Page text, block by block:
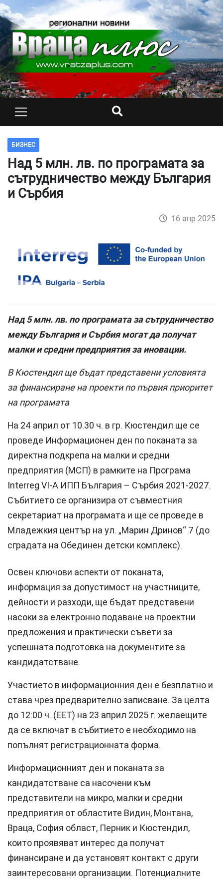
БИЗНЕС
Над 5 млн. лв. по програмата за
сътрудничество между България
и Сърбия
16 апр 2025
Над 5 млн. лв. по програмата за сътрудничество
между България и Сърбия могат да получат
малки и средни предприятия за иновации.
В Кюстендил ще бъдат представени условията
за финансиране на проекти по първия приоритет
на програмата
На 24 април от 10.30 ч. в гр. Кюстендил ще се
проведе Информационен ден по поканата за
директна подкрепа на малки и средни
предприятия (МСП) в рамките на Програма
Interreg VI-A ИПП България – Сърбия 2021-2027.
Събитието се организира от съвместния
секретариат на програмата и ще се проведе в
Младежкия център на ул. „Марин Дринов“ 7 (до
сградата на Обединен детски комплекс).
Освен ключови аспекти от поканата,
информация за допустимост на участниците,
дейности и разходи, ще бъдат представени
насоки за електронно подаване на проектни
предложения и практически съвети за
успешната подготовка на документите за
кандидатстване.
Участието в информационния ден е безплатно и
става чрез предварително записване. За целта
до 12:00 ч. (ЕЕТ) на 23 април 2025 г. желаещите
да се включат в събитието е необходимо на
попълнят регистрационната форма.
Информационният ден и поканата за
кандидатстване са насочени към
представители на микро, малки и средни
предприятия от областите Видин, Монтана,
Враца, София област, Перник и Кюстендил,
които проявяват интерес да получат
финансиране и да установят контакт с други
заинтересовани организации. Потенциалните